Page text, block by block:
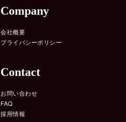
Company
会社概要
プライバシーポリシー
Contact
お問い合わせ
FAQ
採用情報